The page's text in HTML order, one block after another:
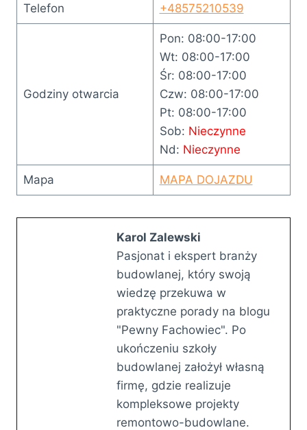
Telefon +48575210539
Godziny otwarcia
Pon: 08:00-17:00
Wt: 08:00-17:00
Śr: 08:00-17:00
Czw: 08:00-17:00
Pt: 08:00-17:00
Sob: Nieczynne
Nd: Nieczynne
Mapa MAPA DOJAZDU
Karol Zalewski
Pasjonat i ekspert branży
budowlanej, który swoją
wiedzę przekuwa w
praktyczne porady na blogu
"Pewny Fachowiec". Po
ukończeniu szkoły
budowlanej założył własną
firmę, gdzie realizuje
kompleksowe projekty
remontowo-budowlane.